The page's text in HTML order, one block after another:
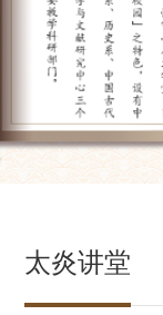
太炎讲堂